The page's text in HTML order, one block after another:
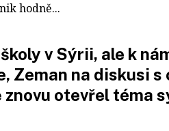
hodně...
v Sýrii, ale k
Zeman na diskusi s
znovu otevřel téma